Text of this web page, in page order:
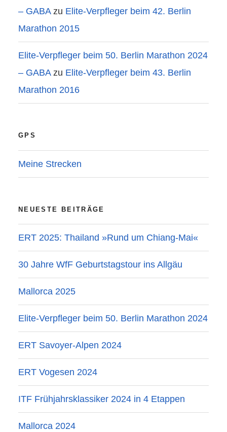
– GABAzu Elite-Verpfleger beim 42. Berlin
Marathon 2015
Elite-Verpfleger beim 50. Berlin Marathon 2024
– GABAzu Elite-Verpfleger beim 43. Berlin
Marathon 2016
GPS
Meine Strecken
NEUESTE BEITRÄGE
ERT 2025: Thailand »Rund um Chiang-Mai«
30 Jahre WfF Geburtstagstour ins Allgäu
Mallorca 2025
Elite-Verpfleger beim 50. Berlin Marathon 2024
ERT Savoyer-Alpen 2024
ERT Vogesen 2024
ITF Frühjahrsklassiker 2024 in 4 Etappen
Mallorca 2024